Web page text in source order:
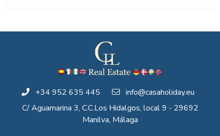
+34 952 635 445
info@casaholiday.eu
C/ Aguamarina 3, C.C.Los Hidalgos, local 9 - 29692
Manilva, Málaga